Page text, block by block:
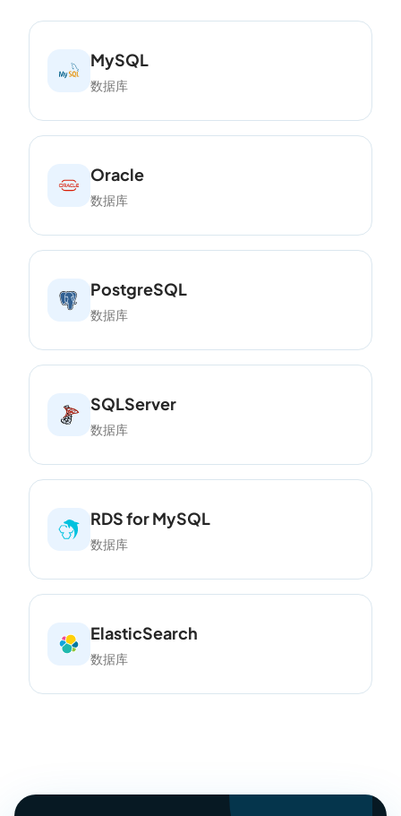
MySQL
数据库
Oracle
数据库
PostgreSQL
数据库
SQLServer
数据库
RDS for MySQL
数据库
ElasticSearch
数据库